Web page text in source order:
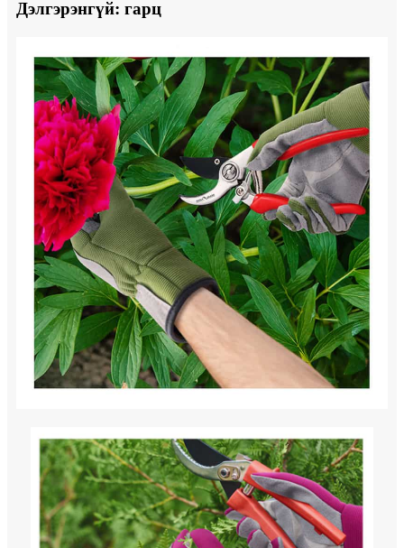
Дэлгэрэнгүй: гарц